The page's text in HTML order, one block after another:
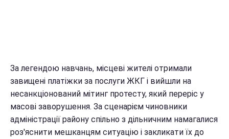
За легендою навчань, місцеві жителі отримали
завищені платіжки за послуги ЖКГ і вийшли на
несанкціонований мітинг протесту, який переріс у
масові заворушення. За сценарієм чиновники
адміністрації району спільно з дільничним намагалися
роз'яснити мешканцям ситуацію і закликати їх до